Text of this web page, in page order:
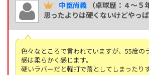
中臣尚義 （卓球歴：４～５
思ったよりは硬くないけどやっ
色々なところで言われていますが、55度の
感は柔らかく感じます。
硬いラバーだと軽打で落としてしまったり